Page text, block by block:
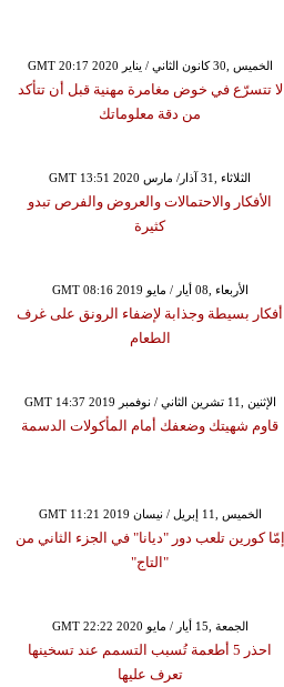
GMT 20:17 2020 الخميس ,30 كانون الثاني / يناير
لا تتسرّع في خوض مغامرة مهنية قبل أن تتأكد
من دقة معلوماتك
GMT 13:51 2020 الثلاثاء ,31 آذار/ مارس
الأفكار والاحتمالات والعروض والفرص تبدو
كثيرة
GMT 08:16 2019 الأربعاء ,08 أيار / مايو
أفكار بسيطة وجذابة لإضفاء الرونق على غرف
الطعام
GMT 14:37 2019 الإثنين ,11 تشرين الثاني / نوفمبر
قاوم شهيتك وضعفك أمام المأكولات الدسمة
GMT 11:21 2019 الخميس ,11 إبريل / نيسان
إمّا كورين تلعب دور "ديانا" في الجزء الثاني من
"التاج"
GMT 22:22 2020 الجمعة ,15 أيار / مايو
احذر 5 أطعمة تُسبب التسمم عند تسخينها
تعرف عليها